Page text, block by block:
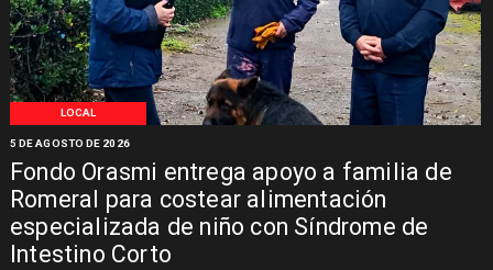
LOCAL
Fondo Orasmi entrega apoyo a familia de
Romeral para costear alimentación
especializada de niño con Síndrome de
Intestino Corto
5 DE AGOSTO DE 2026